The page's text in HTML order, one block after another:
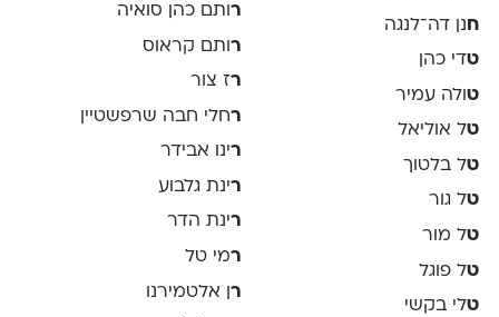
חנן דה־לנגה
טדי כהן
טולה עמיר
טל אוליאל
טל בלטוך
טל גור
טל מור
טל פוגל
טלי בקשי
ר ותם כהן סואיה
רותם קראוס
רז צור
רחלי חבה שרפשטיין
רינו אבידר
רינת גלבוע
רינת הדר
רמי טל
ר ן אלטמירנו